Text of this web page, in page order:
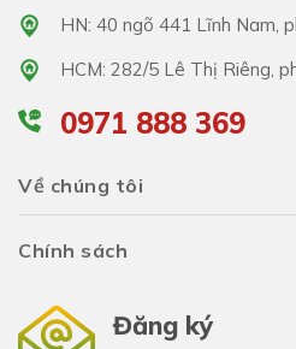
HN: 40 ngõ 441 Lĩnh Nam,
HCM: 282/5 Lê Thị Riêng,
0971 888 369
Về chúng tôi
Chính sách
Đăng ký